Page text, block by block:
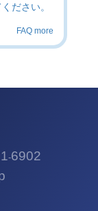
ださい。
FAQ more
-6902